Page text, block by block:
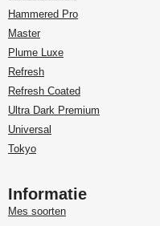
Hammered Pro
Master
Plume Luxe
Refresh
Refresh Coated
Ultra Dark Premium
Universal
Tokyo
Informatie
Mes soorten